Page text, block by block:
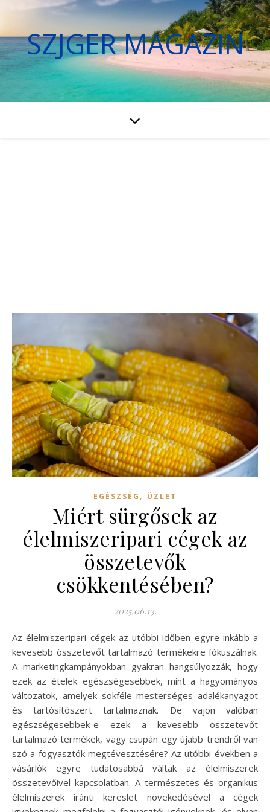
SZJGER MAGAZIN
EGÉSZSÉG , ÜZLET
Miért sürgősek az
élelmiszeripari cégek az
összetevők
csökkentésében?
2025.06.13.
Az élelmiszeripari cégek az utóbbi időben egyre inkább a
kevesebb összetevőt tartalmazó termékekre fókuszálnak.
A marketingkampányokban gyakran hangsúlyozzák, hogy
ezek az ételek egészségesebbek, mint a hagyományos
változatok, amelyek sokféle mesterséges adalékanyagot
és tartósítószert tartalmaznak. De vajon valóban
egészségesebbek-e ezek a kevesebb összetevőt
tartalmazó termékek, vagy csupán egy újabb trendről van
szó a fogyasztók megtévesztésére? Az utóbbi években a
vásárlók egyre tudatosabbá váltak az élelmiszerek
összetevőivel kapcsolatban. A természetes és organikus
élelmiszerek iránti kereslet növekedésével a cégek